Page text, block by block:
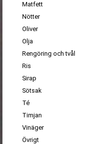
Matfett
Nötter
Oliver
Olja
Rengöring och tvål
Ris
Sirap
Sötsak
Té
Timjan
Vinäger
Övrigt